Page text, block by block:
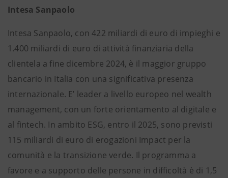
Intesa Sanpaolo
Intesa Sanpaolo, con 422 miliardi di euro di impieghi e
1.400 miliardi di euro di attività finanziaria della
clientela a fine dicembre 2024, è il maggior gruppo
bancario in Italia con una significativa presenza
internazionale. E’ leader a livello europeo nel wealth
management, con un forte orientamento al digitale e
al fintech. In ambito ESG, entro il 2025, sono previsti
115 miliardi di euro di erogazioni Impact per la
comunità e la transizione verde. Il programma a
favore e a supporto delle persone in difficoltà è di 1,5